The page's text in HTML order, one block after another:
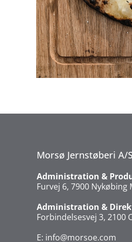
Morsø Jernstøberi A/S
Administration &
Furvej 6, 7900
Administration &
Forbindelsesvej 3, 2100
E: info@morsoe.com